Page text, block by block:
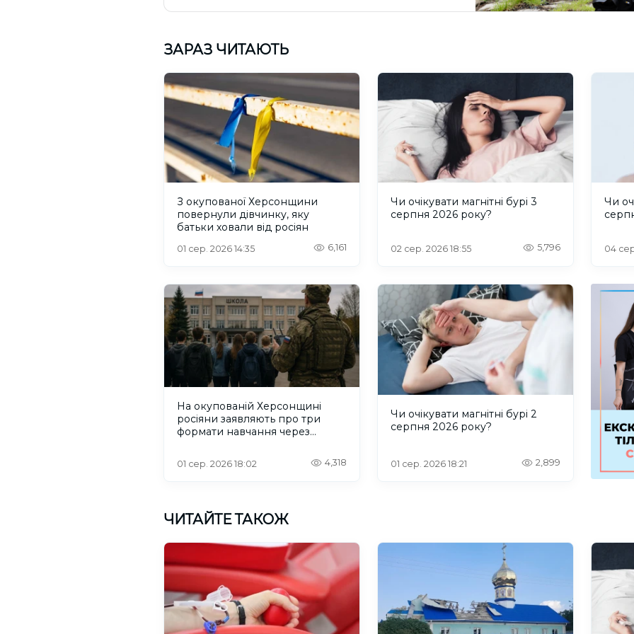
ЗАРАЗ ЧИТАЮТЬ
З окупованої Херсонщини
повернули дівчинку, яку
батьки ховали від росіян
01 сер. 2026 14:35 6,161
Чи очікувати магнітні бурі 3
серпня 2026 року?
02 сер. 2026 18:55 5,796
Чи
04
На окупованій Херсонщині
росіяни заявляють про три
формати навчання через
01 сер. 2026 18:02 4,318
Чи очікувати магнітні бурі 2
серпня 2026 року?
01 сер. 2026 18:21 2,899
ЧИТАЙТЕ ТАКОЖ